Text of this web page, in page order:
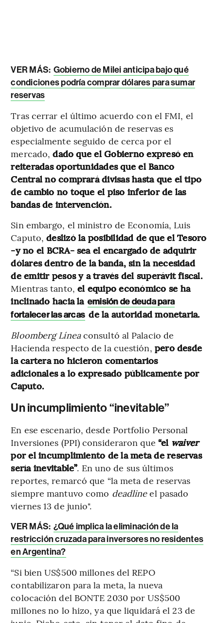
VER MÁS: Gobierno de Milei anticipa bajo qué
condiciones podría comprar dólares para sumar
reservas
Tras cerrar el último acuerdo con el FMI, el
objetivo de acumulación de reservas es
especialmente seguido de cerca por el
mercado,dado que el Gobierno expresó en
reiteradas oportunidades que el Banco
Central no comprará divisas hasta que el tipo
de cambio no toque el piso inferior de las
bandas de intervención.
Sin embargo, el ministro de Economía, Luis
Caputo,deslizó la posibilidad de que el Tesoro
-y no el BCRA- sea el encargado de adquirir
dólares dentro de la banda, sin la necesidad
de emitir pesos y a través del superávit fiscal.
Mientras tanto, el equipo económico se ha
inclinado hacia la emisión de deuda para
fortalecer las arcas de la autoridad monetaria.
Bloomberg Líneaconsultó al Palacio de
Hacienda respecto de la cuestión, pero desde
la cartera no hicieron comentarios
adicionales a lo expresado públicamente por
Caputo.
Un incumplimiento “inevitable”
En ese escenario, desde Portfolio Personal
Inversiones (PPI) consideraron que “el waiver
por el incumplimiento de la meta de reservas
sería inevitable”. En uno de sus últimos
reportes, remarcó que “la meta de reservas
siempre mantuvo como deadlineel pasado
viernes 13 de junio".
VER MÁS: ¿Qué implica la eliminación de la
restricción cruzada para inversores no residentes
en Argentina?
“Si bien US$500 millones del REPO
contabilizaron para la meta, la nueva
colocación del BONTE 2030 por US$500
millones no lo hizo, ya que liquidará el 23 de